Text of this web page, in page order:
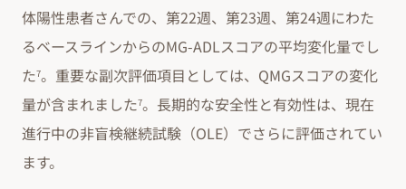
体陽性患者さんでの、第22週、第23週、第24週にわた
るベースラインからのMG-ADLスコアの平均変化量でし
た7。重要な副次評価項目としては、QMGスコアの変化
量が含まれました7。長期的な安全性と有効性は、現在
進行中の非盲検継続試験（OLE）でさらに評価されてい
ます。